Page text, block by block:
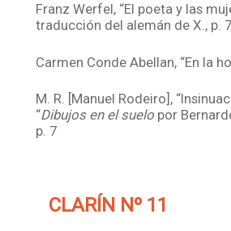
Franz Werfel, “El poeta y las
traducción del alemán de X., p. 7
Carmen Conde Abellan, “En la
M. R. [Manuel Rodeiro],
“Dibujos en el suelo por
p. 7
CLARÍN Nº 11